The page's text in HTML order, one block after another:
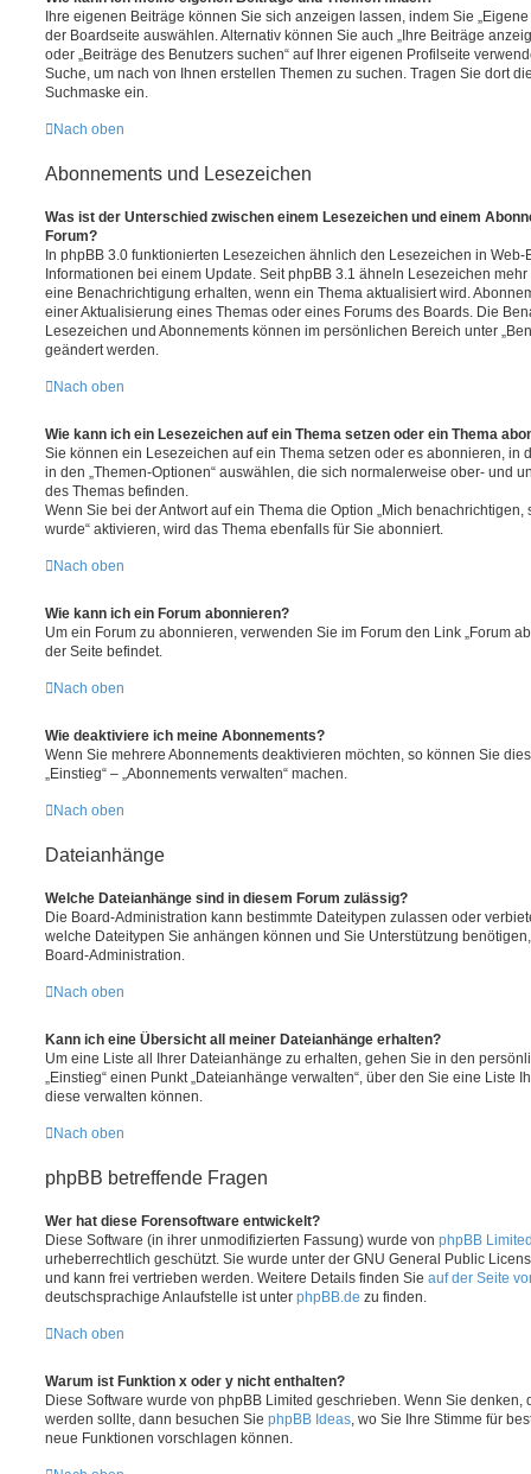
Ihre eigenen Beiträge können Sie sich anzeigen lassen, indem Sie
der Boardseite auswählen. Alternativ können Sie auch „Ihre Beiträge
oder „Beiträge des Benutzers suchen“ auf Ihrer eigenen Profilseite
Suche, um nach von Ihnen erstellen Themen zu suchen. Tragen Sie dort
Suchmaske ein.
Nach oben
Abonnements und Lesezeichen
Was ist der Unterschied zwischen einem Lesezeichen und einem
Forum?
In phpBB 3.0 funktionierten Lesezeichen ähnlich den Lesezeichen in
Informationen bei einem Update. Seit phpBB 3.1 ähneln Lesezeichen
eine Benachrichtigung erhalten, wenn ein Thema aktualisiert wird.
einer Aktualisierung eines Themas oder eines Forums des Boards. Die
Lesezeichen und Abonnements können im persönlichen Bereich unter
geändert werden.
Nach oben
Wie kann ich ein Lesezeichen auf ein Thema setzen oder ein Thema
Sie können ein Lesezeichen auf ein Thema setzen oder es abonnieren, in
in den „Themen-Optionen“ auswählen, die sich normalerweise ober- und
des Themas befinden.
Wenn Sie bei der Antwort auf ein Thema die Option „Mich
wurde“ aktivieren, wird das Thema ebenfalls für Sie abonniert.
Nach oben
Wie kann ich ein Forum abonnieren?
Um ein Forum zu abonnieren, verwenden Sie im Forum den Link „Forum
der Seite befindet.
Nach oben
Wie deaktiviere ich meine Abonnements?
Wenn Sie mehrere Abonnements deaktivieren möchten, so können Sie
„Einstieg“ – „Abonnements verwalten“ machen.
Nach oben
Dateianhänge
Welche Dateianhänge sind in diesem Forum zulässig?
Die Board-Administration kann bestimmte Dateitypen zulassen oder
welche Dateitypen Sie anhängen können und Sie Unterstützung
Board-Administration.
Nach oben
Kann ich eine Übersicht all meiner Dateianhänge erhalten?
Um eine Liste all Ihrer Dateianhänge zu erhalten, gehen Sie in den
„Einstieg“ einen Punkt „Dateianhänge verwalten“, über den Sie eine Liste
diese verwalten können.
Nach oben
phpBB betreffende Fragen
Wer hat diese Forensoftware entwickelt?
Diese Software (in ihrer unmodifizierten Fassung) wurde von phpBB
urheberrechtlich geschützt. Sie wurde unter der GNU General Public
und kann frei vertrieben werden. Weitere Details finden Sie auf der Seite
deutschsprachige Anlaufstelle ist unter phpBB.de zu finden.
Nach oben
Warum ist Funktion x oder y nicht enthalten?
Diese Software wurde von phpBB Limited geschrieben. Wenn Sie denken,
werden sollte, dann besuchen Sie phpBB Ideas , wo Sie Ihre Stimme für
neue Funktionen vorschlagen können.